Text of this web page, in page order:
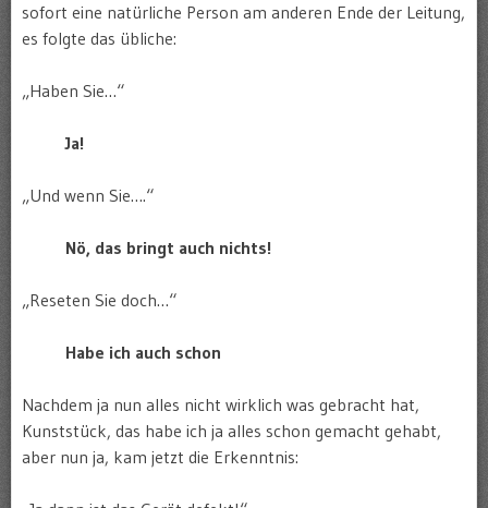
sofort eine natürliche Person am anderen Ende der Leitung,
es folgte das übliche:
„Haben Sie…“
Ja!
„Und wenn Sie….“
Nö, das bringt auch nichts!
„Reseten Sie doch…“
Habe ich auch schon
Nachdem ja nun alles nicht wirklich was gebracht hat,
Kunststück, das habe ich ja alles schon gemacht gehabt,
aber nun ja, kam jetzt die Erkenntnis: